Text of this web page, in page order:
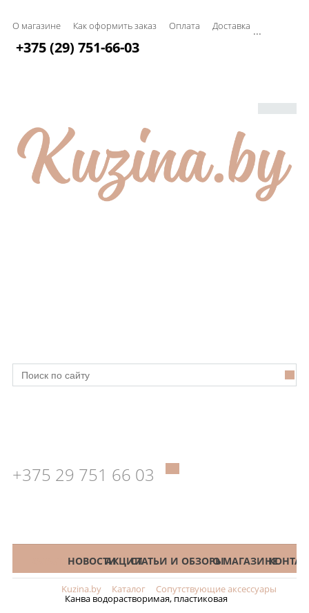
О магазине Как оформить заказ Оплата Доставка ...
+375 (29) 751-66-03
+375 29 751 66 03
КАТАЛОГНОВОСТИАКЦИИСТАТЬИ И ОБЗОРЫО МАГАЗИНЕ
Kuzina.by Каталог Сопутствующие аксессуары
Канва водорастворимая, пластиковая